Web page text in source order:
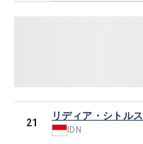
21
リディア・シトルス
IDN